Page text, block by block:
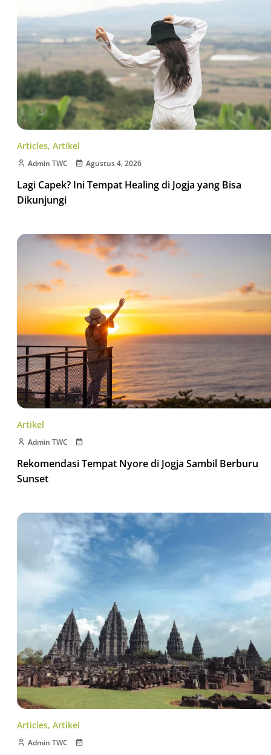
Articles, Artikel
Admin TWC Agustus 4, 2026
Lagi Capek? Ini Tempat Healing di Jogja yang Bisa
Dikunjungi
Artikel
Admin TWC
Rekomendasi Tempat Nyore di Jogja Sambil Berburu
Sunset
Articles, Artikel
Admin TWC